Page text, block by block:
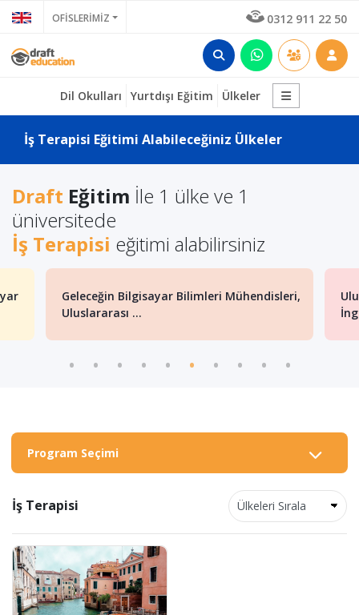
OFİSLERİMİZ 0312 911 22 50
Dil Okulları Yurtdışı Eğitim Ülkeler
İş Terapisi Eğitimi Alabileceğiniz Ülkeler
Draft Eğitim İle 1 ülke ve 1
üniversitede
İş Terapisi eğitimi alabilirsiniz
Geleceğin Bilgisayar Bilimleri Mühendisleri,
Uluslararası ...
Program Seçimi
İş Terapisi